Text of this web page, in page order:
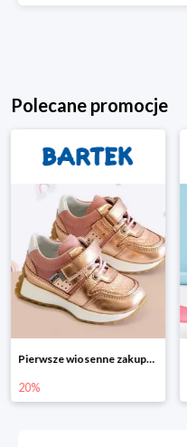
Polecane promocje
-30% na wszystko!!
30%